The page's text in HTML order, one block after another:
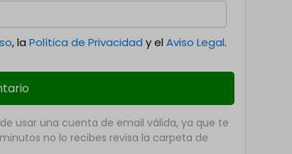
, laPolítica de Privacidad y elAviso Legal.
usar una cuenta de email válida, ya que te
no lo recibes revisa la carpeta de